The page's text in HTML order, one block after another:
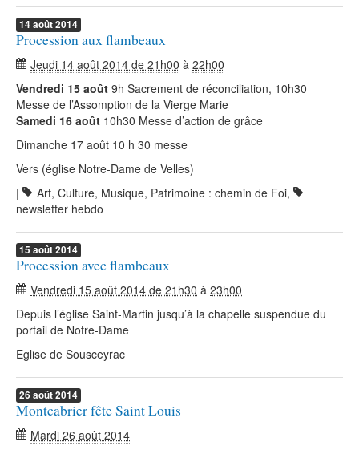
14août2014
Procession aux flambeaux
Jeudi 14 août 2014 de 21h00 à 22h00
Vendredi 15 août 9h Sacrement de réconciliation, 10h30
Messe de l’Assomption de la Vierge Marie
Samedi 16 août 10h30 Messe d’action de grâce
Dimanche 17 août 10 h 30 messe
Vers (église Notre-Dame de Velles)
|
Art, Culture, Musique, Patrimoine : chemin de Foi,
newsletter hebdo
15 août2014
Procession avec flambeaux
Vendredi 15 août 2014 de 21h30 à 23h00
Depuis l’église Saint-Martin jusqu’à la chapelle suspendue du
portail de Notre-Dame
Eglise de Sousceyrac
26 août2014
Montcabrier fête Saint Louis
Mardi 26 août 2014